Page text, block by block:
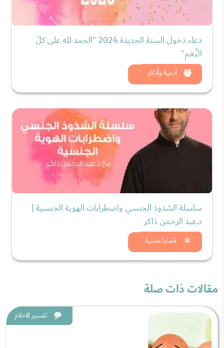
أدعية وأذكار
دعاء دخول السنة الجديدة 2024 "الحمد لله على كلّ
النِّعم"
شاهد الان
قضايا نفسية
سلسلة الشذوذ الجنسي واضطرابات الهوية الجنسية |
د.عبد الرحمن ذاكر
شاهد الان
مقالات ذات صلة
تفسير الاحلام